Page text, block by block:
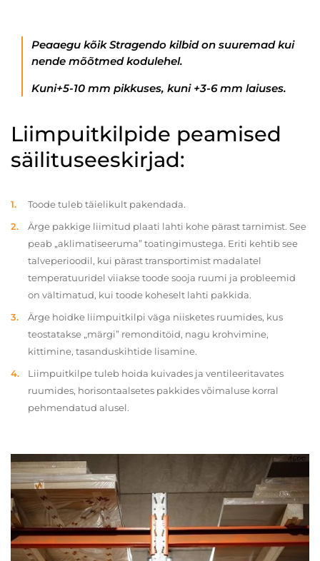
Peaaegu kõik Stragendo kilbid on suuremad kui
nende mõõtmed kodulehel.
Kuni+5-10 mm pikkuses, kuni +3-6 mm laiuses.
Liimpuitkilpide peamised
säilituseeskirjad:
Toode tuleb täielikult pakendada.
Ärge pakkige liimitud plaati lahti kohe pärast tarnimist. See
peab „aklimatiseeruma” toatingimustega. Eriti kehtib see
talveperioodil, kui pärast transportimist madalatel
temperatuuridel viiakse toode sooja ruumi ja probleemid
on vältimatud, kui toode koheselt lahti pakkida.
Ärge hoidke liimpuitkilpi väga niisketes ruumides, kus
teostatakse „märgi” remonditöid, nagu krohvimine,
kittimine, tasanduskihtide lisamine.
Liimpuitkilpe tuleb hoida kuivades ja ventileeritavates
ruumides, horisontaalsetes pakkides võimaluse korral
pehmendatud alusel.